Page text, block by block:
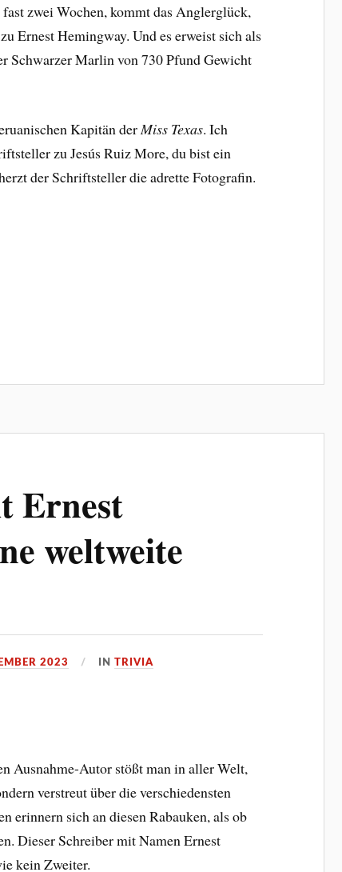
zwei Wochen, kommt das Anglerglück,
Ernest Hemingway. Und es erweist sich als
Schwarzer Marlin von 730 Pfund Gewicht
Kapitän der Miss Texas. Ich
zu Jesús Ruiz More, du bist ein
der Schriftsteller die adrette Fotografin.
Ernest
weltweite
2023 INTRIVIA
Ausnahme-Autor stößt man in aller Welt,
verstreut über die verschiedensten
erinnern sich an diesen Rabauken, als ob
Dieser Schreiber mit Namen Ernest
kein Zweiter.